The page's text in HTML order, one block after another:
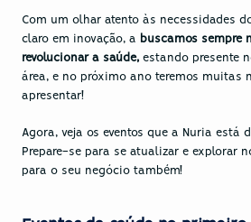
Com um olhar atento às necessidades
claro em inovação, a buscamos sempre
revolucionar a saúde, estando presente
área, e no próximo ano teremos muitas
apresentar!
Agora, veja os eventos que a Nuria está
Prepare-se para se atualizar e explorar
para o seu negócio também!